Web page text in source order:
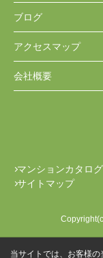
ブログ
アクセスマップ
会社概要
マンションカタログ
サイトマップ
当サイトでは、お客様